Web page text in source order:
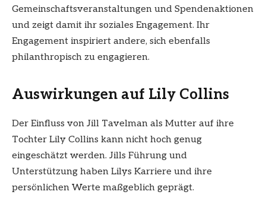
Gemeinschaftsveranstaltungen und Spendenaktionen
und zeigt damit ihr soziales Engagement. Ihr
Engagement inspiriert andere, sich ebenfalls
philanthropisch zu engagieren.
Auswirkungen auf Lily Collins
Der Einfluss von Jill Tavelman als Mutter auf ihre
Tochter Lily Collins kann nicht hoch genug
eingeschätzt werden. Jills Führung und
Unterstützung haben Lilys Karriere und ihre
persönlichen Werte maßgeblich geprägt.